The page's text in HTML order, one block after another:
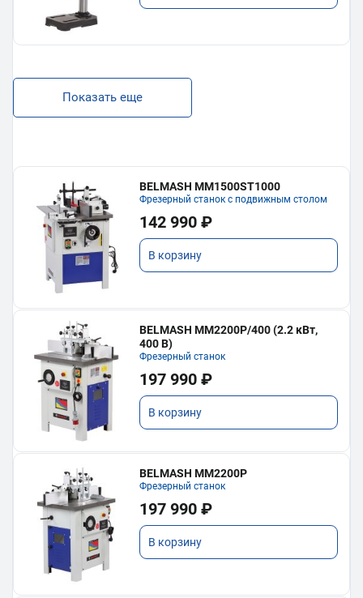
Показать еще
BELMASH MM1500ST1000
Фрезерный станок с подвижным столом
142 990 ₽
В корзину
BELMASH MM2200P/400 (2.2 кВт,
400 В)
Фрезерный станок
197 990 ₽
В корзину
BELMASH MM2200P
Фрезерный станок
197 990 ₽
В корзину